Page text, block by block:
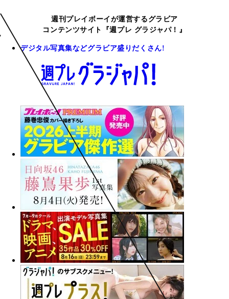
週刊プレイボーイが運営するグラビア
コンテンツサイト『週プレ グラジャパ！』
デジタル写真集などグラビア盛りだくさん!